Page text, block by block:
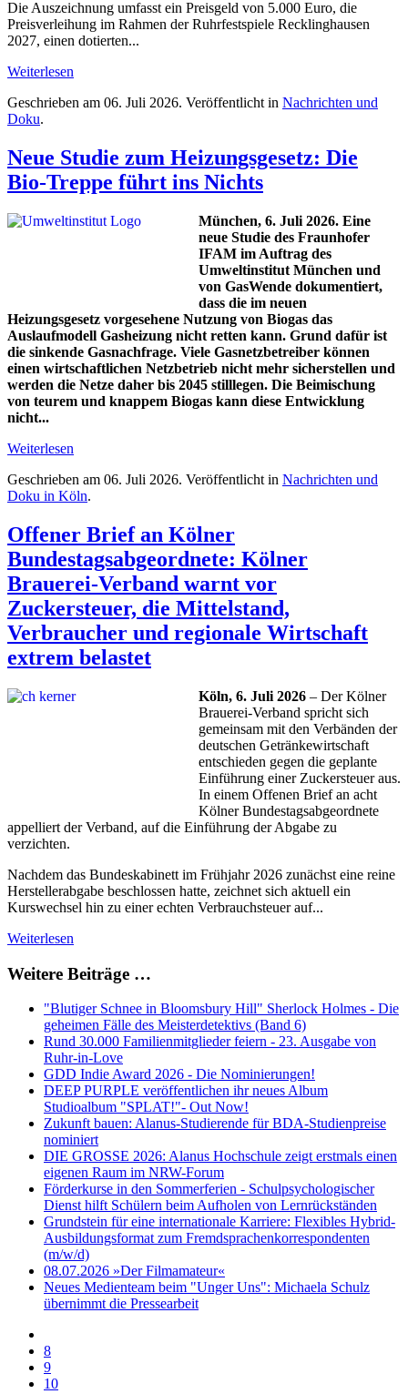
Die Auszeichnung umfasst ein Preisgeld von 5.000 Euro, die
Preisverleihung im Rahmen der Ruhrfestspiele Recklinghausen
2027, einen dotierten...
Weiterlesen
Geschrieben am 06. Juli 2026. Veröffentlicht in Nachrichten und
Doku.
Neue Studie zum Heizungsgesetz: Die
Bio-Treppe führt ins Nichts
München, 6. Juli 2026. Eine
neue Studie des Fraunhofer
IFAM im Auftrag des
Umweltinstitut München und
von GasWende dokumentiert,
dass die im neuen
Heizungsgesetz vorgesehene Nutzung von Biogas das
Auslaufmodell Gasheizung nicht retten kann. Grund dafür ist
die sinkende Gasnachfrage. Viele Gasnetzbetreiber können
einen wirtschaftlichen Netzbetrieb nicht mehr sicherstellen und
werden die Netze daher bis 2045 stilllegen. Die Beimischung
von teurem und knappem Biogas kann diese Entwicklung
nicht...
Weiterlesen
Geschrieben am 06. Juli 2026. Veröffentlicht in Nachrichten und
Doku in Köln.
Offener Brief an Kölner
Bundestagsabgeordnete: Kölner
Brauerei-Verband warnt vor
Zuckersteuer, die Mittelstand,
Verbraucher und regionale Wirtschaft
extrem belastet
Köln, 6. Juli 2026 – Der Kölner
Brauerei-Verband spricht sich
gemeinsam mit den Verbänden der
deutschen Getränkewirtschaft
entschieden gegen die geplante
Einführung einer Zuckersteuer aus.
In einem Offenen Brief an acht
Kölner Bundestagsabgeordnete
appelliert der Verband, auf die Einführung der Abgabe zu
verzichten.
Nachdem das Bundeskabinett im Frühjahr 2026 zunächst eine reine
Herstellerabgabe beschlossen hatte, zeichnet sich aktuell ein
Kurswechsel hin zu einer echten Verbrauchsteuer auf...
Weiterlesen
Weitere Beiträge …
"Blutiger Schnee in Bloomsbury Hill" Sherlock Holmes - Die
geheimen Fälle des Meisterdetektivs (Band 6)
Rund 30.000 Familienmitglieder feiern - 23. Ausgabe von
Ruhr-in-Love
GDD Indie Award 2026 - Die Nominierungen!
DEEP PURPLE veröffentlichen ihr neues Album
Studioalbum "SPLAT!"- Out Now!
Zukunft bauen: Alanus-Studierende für BDA-Studienpreise
nominiert
DIE GROSSE 2026: Alanus Hochschule zeigt erstmals einen
eigenen Raum im NRW-Forum
Förderkurse in den Sommerferien - Schulpsychologischer
Dienst hilft Schülern beim Aufholen von Lernrückständen
Grundstein für eine internationale Karriere: Flexibles Hybrid-
Ausbildungsformat zum Fremdsprachenkorrespondenten
(m/w/d)
08.07.2026 »Der Filmamateur«
Neues Medienteam beim "Unger Uns": Michaela Schulz
übernimmt die Pressearbeit
8
9
10